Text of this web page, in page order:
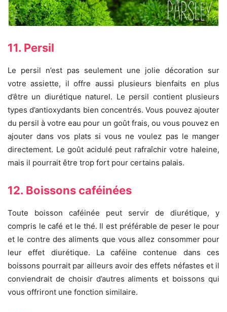
11. Persil
Le persil n’est pas seulement une jolie décoration sur
votre assiette, il offre aussi plusieurs bienfaits en plus
d’être un diurétique naturel. Le persil contient plusieurs
types d’antioxydants bien concentrés. Vous pouvez ajouter
du persil à votre eau pour un goût frais, ou vous pouvez en
ajouter dans vos plats si vous ne voulez pas le manger
directement. Le goût acidulé peut rafraîchir votre haleine,
mais il pourrait être trop fort pour certains palais.
12. Boissons caféinées
Toute boisson caféinée peut servir de diurétique, y
compris le café et le thé. Il est préférable de peser le pour
et le contre des aliments que vous allez consommer pour
leur effet diurétique. La caféine contenue dans ces
boissons pourrait par ailleurs avoir des effets néfastes et il
conviendrait de choisir d’autres aliments et boissons qui
vous offriront une fonction similaire.